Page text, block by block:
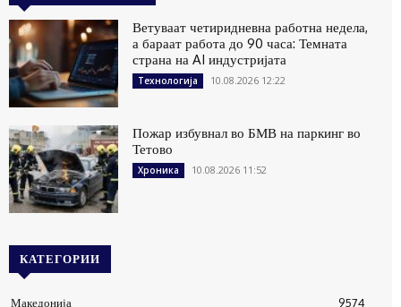
Ветуваат четиридневна работна недела,
а бараат работа до 90 часа: Темната
страна на AI индустријата
Технологија 10.08.2026 12:22
Пожар избувнал во БМВ на паркинг во
Тетово
Хроника 10.08.2026 11:52
КАТЕГОРИИ
Македонија 9574